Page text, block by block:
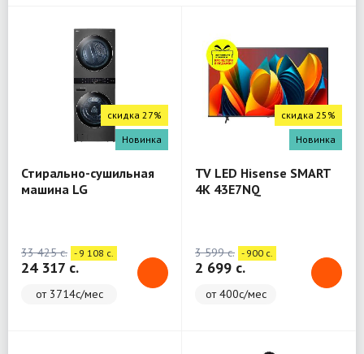
скидка 27%
Новинка
Стирально-сушильная
машина LG
33 425 c. - 9 108 c.
24 317 c.
от 3714с/мес
скидка 25%
Новинка
TV LED Hisense SMART
4K 43E7NQ
3 599 c. - 900 c.
2 699 c.
от 400с/мес